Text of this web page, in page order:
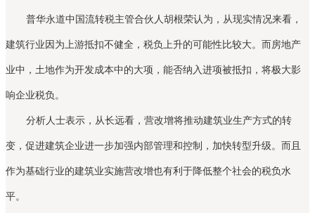
普华永道中国流转税主管合伙人胡根荣认为，从现实情况来看，
建筑行业因为上游抵扣不健全，税负上升的可能性比较大。而房地产
业中，土地作为开发成本中的大项，能否纳入进项被抵扣，将极大影
响企业税负。
分析人士表示，从长远看，营改增将推动建筑业生产方式的转
变，促进建筑企业进一步加强内部管理和控制，加快转型升级。而且
作为基础行业的建筑业实施营改增也有利于降低整个社会的税负水
平。